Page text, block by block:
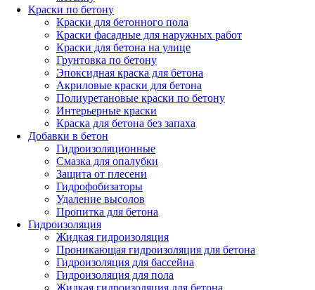
Краски по бетону
Краски для бетонного пола
Краски фасадные для наружных работ
Краски для бетона на улице
Грунтовка по бетону
Эпоксидная краска для бетона
Акриловые краски для бетона
Полиуретановые краски по бетону
Интерьерные краски
Краска для бетона без запаха
Добавки в бетон
Гидроизоляционные
Смазка для опалубки
Защита от плесени
Гидрофобизаторы
Удаление высолов
Пропитка для бетона
Гидроизоляция
Жидкая гидроизоляция
Проникающая гидроизоляция для бетона
Гидроизоляция для бассейна
Гидроизоляция для пола
Жидкая гидроизоляция для бетона